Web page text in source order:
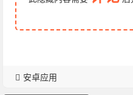
安卓应用